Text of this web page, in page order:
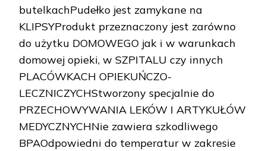
butelkachPudełko jest zamykane na
KLIPSYProdukt przeznaczony jest zarówno
do użytku DOMOWEGO jak i w warunkach
domowej opieki, w SZPITALU czy innych
PLACÓWKACH OPIEKUŃCZO-
LECZNICZYCHStworzony specjalnie do
PRZECHOWYWANIA LEKÓW I ARTYKUŁÓW
MEDYCZNYCHNie zawiera szkodliwego
BPAOdpowiedni do temperatur w zakresie